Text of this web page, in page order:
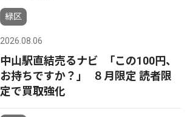
緑区
2026.08.06
中山駅直結売るナビ ｢この100円、
お持ちですか？｣ ８月限定 読者限
定で買取強化